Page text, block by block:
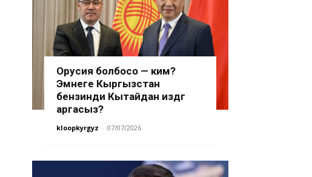
Орусия болбосо — ким?
Эмнеге Кыргызстан
бензинди Кытайдан издөөгө
аргасыз?
kloopkyrgyz - 07/07/2026